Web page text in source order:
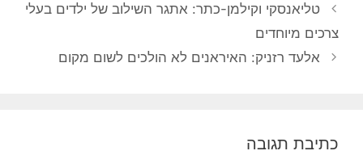
טליאנסקי וקילמן-כתר: אתגר השילוב של ילדים בעלי
צרכים מיוחדים
אלעד רזניק: האיראנים לא הולכים לשום מקום
כתיבת תגובה